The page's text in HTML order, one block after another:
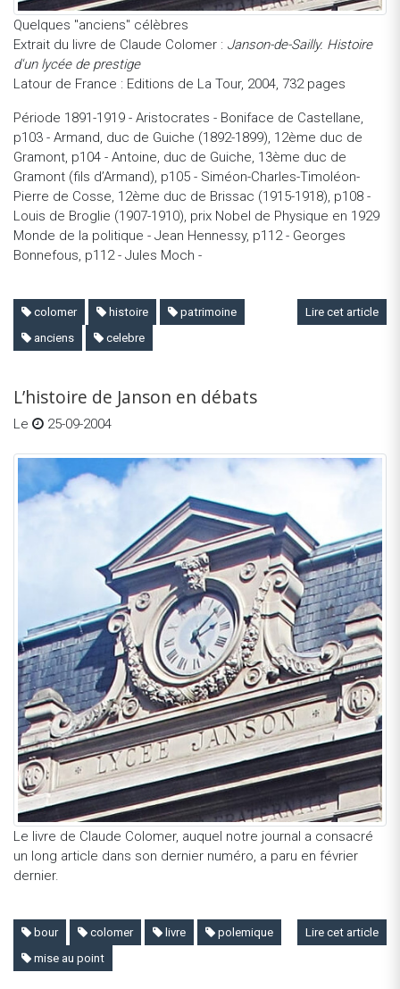
Quelques "anciens" célèbres
Extrait du livre de Claude Colomer : Janson-de-Sailly. Histoire
d'un lycée de prestige
Latour de France : Editions de La Tour, 2004, 732 pages
Période 1891-1919 - Aristocrates - Boniface de Castellane,
p103 - Armand, duc de Guiche (1892-1899), 12ème duc de
Gramont, p104 - Antoine, duc de Guiche, 13ème duc de
Gramont (fils d’Armand), p105 - Siméon-Charles-Timoléon-
Pierre de Cosse, 12ème duc de Brissac (1915-1918), p108 -
Louis de Broglie (1907-1910), prix Nobel de Physique en 1929
Monde de la politique - Jean Hennessy, p112 - Georges
Bonnefous, p112 - Jules Moch -
Lire cet article
colomer histoire
patrimoine
anciens
celebre
L’histoire de Janson en débats
Le 25-09-2004
Le livre de Claude Colomer, auquel notre journal a consacré
un long article dans son dernier numéro, a paru en février
dernier.
Lire cet article
bour colomer livre
polemique
mise au point